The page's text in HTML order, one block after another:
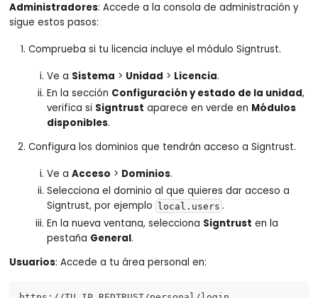
Administradores: Accede a la consola de administración y
sigue estos pasos:
Comprueba si tu licencia incluye el módulo Signtrust.
Ve a Sistema > Unidad > Licencia.
En la sección Configuración y estado de la unidad,
verifica si Signtrust aparece en verde en Módulos
disponibles.
Configura los dominios que tendrán acceso a Signtrust.
Ve aAcceso > Dominios.
Selecciona el dominio al que quieres dar acceso a
Signtrust, por ejemplo local.users .
En la nueva ventana, selecciona Signtrust en la
pestaña General.
Usuarios: Accede a tu área personal en: